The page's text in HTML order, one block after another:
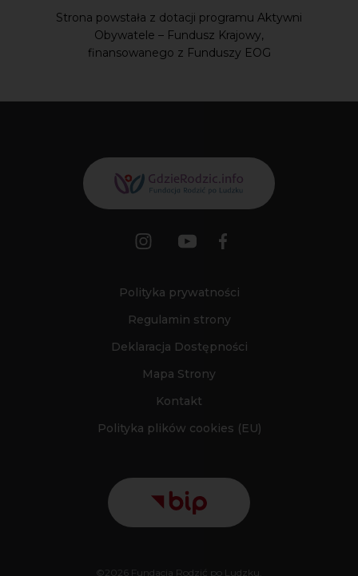
Strona powstała z dotacji programu Aktywni
Obywatele – Fundusz Krajowy,
finansowanego z Funduszy EOG
Polityka prywatności
Regulamin strony
Deklaracja Dostępności
Mapa Strony
Kontakt
Polityka plików cookies (EU)
©2026 Fundacja Rodzić po Ludzku.